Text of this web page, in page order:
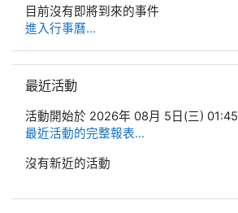
目前沒有即將到來的事件
進入行事曆...
最近活動
活動開始於 2026年 08月 5日(三) 01:45
最近活動的完整報表...
沒有新近的活動